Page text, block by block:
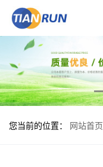
您当前的位置： 网站首页